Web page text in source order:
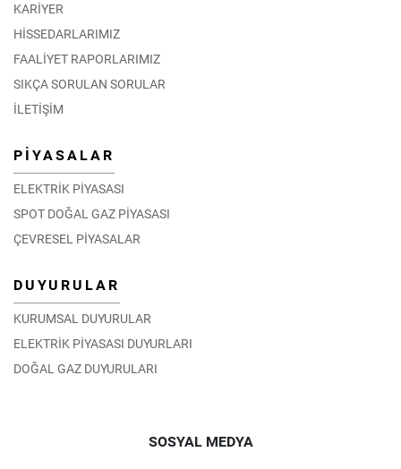
KARİYER
HİSSEDARLARIMIZ
FAALİYET RAPORLARIMIZ
SIKÇA SORULAN SORULAR
İLETİŞİM
PİYASALAR
ELEKTRİK PİYASASI
SPOT DOĞAL GAZ PİYASASI
ÇEVRESEL PİYASALAR
DUYURULAR
KURUMSAL DUYURULAR
ELEKTRİK PİYASASI DUYURLARI
DOĞAL GAZ DUYURULARI
SOSYAL MEDYA